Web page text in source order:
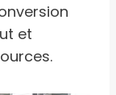
et